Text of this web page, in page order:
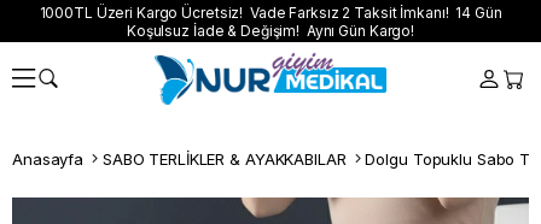
1000TL Üzeri Kargo Ücretsiz! Vade Farksız 2 Taksit İmkanı! 14 Gün
Koşulsuz İade & Değişim! Aynı Gün Kargo!
Anasayfa SABO TERLİKLER & AYAKKABILAR Dolgu Topuklu Sabo